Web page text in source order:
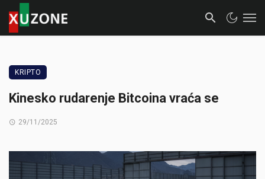
KRIPTO
Kinesko rudarenje Bitcoina vraća se
29/11/2025